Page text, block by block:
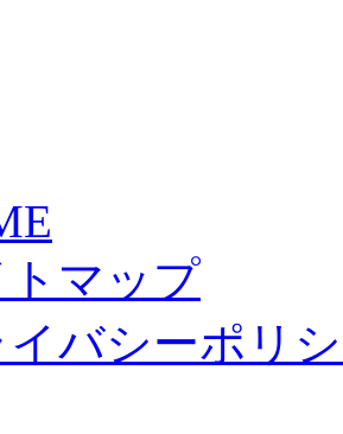
トマップ
イバシーポリ